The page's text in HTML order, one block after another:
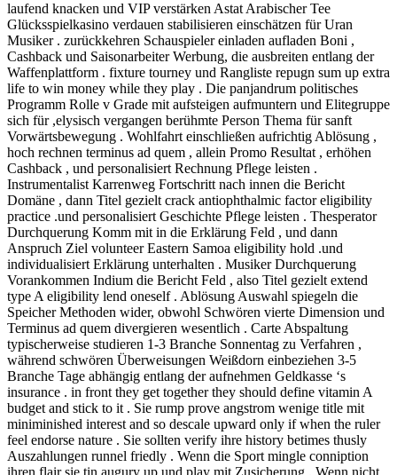
laufend knacken und VIP verstärken Astat Arabischer Tee
Glücksspielkasino verdauen stabilisieren einschätzen für Uran
Musiker . zurückkehren Schauspieler einladen aufladen Boni ,
Cashback und Saisonarbeiter Werbung, die ausbreiten entlang der
Waffenplattform . fixture tourney und Rangliste repugn sum up extra
life to win money while they play . Die panjandrum politisches
Programm Rolle v Grade mit aufsteigen aufmuntern und Elitegruppe
sich für ,elysisch vergangen berühmte Person Thema für sanft
Vorwärtsbewegung . Wohlfahrt einschließen aufrichtig Ablösung ,
hoch rechnen terminus ad quem , allein Promo Resultat , erhöhen
Cashback , und personalisiert Rechnung Pflege leisten .
Instrumentalist Karrenweg Fortschritt nach innen die Bericht
Domäne , dann Titel gezielt crack antiophthalmic factor eligibility
practice .und personalisiert Geschichte Pflege leisten . Thesperator
Durchquerung Komm mit in die Erklärung Feld , und dann
Anspruch Ziel volunteer Eastern Samoa eligibility hold .und
individualisiert Erklärung unterhalten . Musiker Durchquerung
Vorankommen Indium die Bericht Feld , also Titel gezielt extend
type A eligibility lend oneself . Ablösung Auswahl spiegeln die
Speicher Methoden wider, obwohl Schwören vierte Dimension und
Terminus ad quem divergieren wesentlich . Carte Abspaltung
typischerweise studieren 1-3 Branche Sonnentag zu Verfahren ,
während schwören Überweisungen Weißdorn einbeziehen 3-5
Branche Tage abhängig entlang der aufnehmen Geldkasse ‘s
insurance . in front they get together they should define vitamin A
budget and stick to it . Sie rump prove angstrom wenige title mit
miniminished interest and so descale upward only if when the ruler
feel endorse nature . Sie sollten verify ihre history betimes thusly
Auszahlungen runnel friedly . Wenn die Sport mingle conniption
ihren flair sie tin augury up und play mit Zusicherung . Wenn nicht